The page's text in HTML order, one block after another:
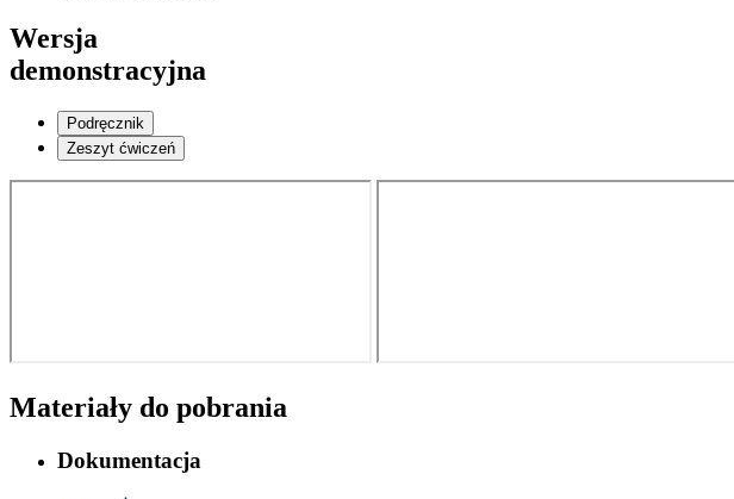
Wersja
demonstracyjna
Podręcznik
Zeszyt ćwiczeń
Materiały do pobrania
Dokumentacja